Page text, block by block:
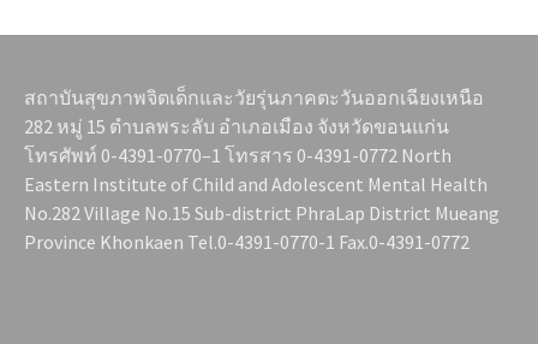
สถาบันสุขภาพจิตเด็กและวัยรุ่นภาคตะวันออกเฉียงเหนือ
282 หมู่ 15 ตำบลพระลับ อำเภอเมือง จังหวัดขอนแก่น
โทรศัพท์ 0-4391-0770–1 โทรสาร 0-4391-0772 North
Eastern Institute of Child and Adolescent Mental Health
No.282 Village No.15 Sub-district PhraLap District Mueang
Province Khonkaen Tel.0-4391-0770-1 Fax.0-4391-0772